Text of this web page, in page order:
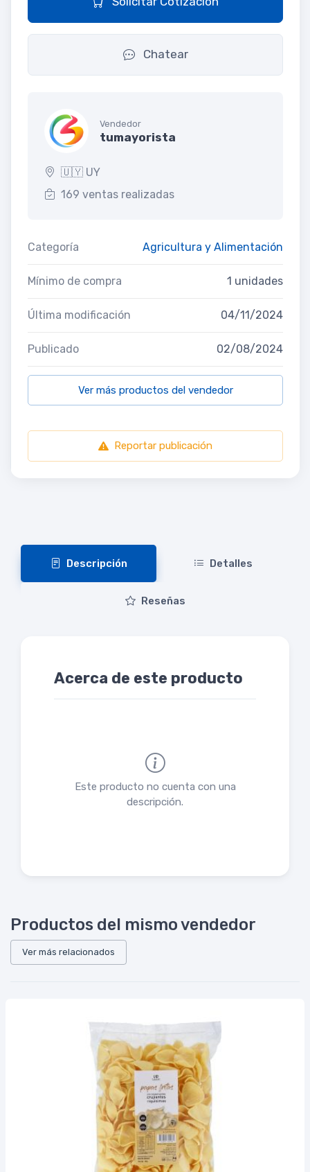
Chatear
Vendedor
tumayorista
🇺🇾 UY
169 ventas realizadas
Categoría Agricultura y Alimentación
Mínimo de compra 1 unidades
Última modificación 04/11/2024
Publicado 02/08/2024
Ver más productos del vendedor
Reportar publicación
Descripción Detalles
Reseñas
Acerca de este producto
Este producto no cuenta con una
descripción.
Productos del mismo vendedor
Ver más relacionados